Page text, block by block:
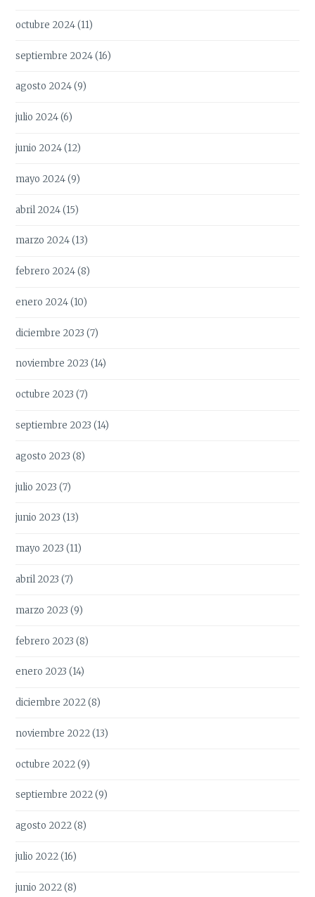
octubre 2024(11)
septiembre 2024(16)
agosto 2024(9)
julio 2024(6)
junio 2024(12)
mayo 2024(9)
abril 2024(15)
marzo 2024(13)
febrero 2024(8)
enero 2024(10)
diciembre 2023 (7)
noviembre 2023 (14)
octubre 2023 (7)
septiembre 2023 (14)
agosto 2023 (8)
julio 2023 (7)
junio 2023 (13)
mayo 2023 (11)
abril 2023 (7)
marzo 2023 (9)
febrero 2023 (8)
enero 2023 (14)
diciembre 2022(8)
noviembre 2022(13)
octubre 2022(9)
septiembre 2022(9)
agosto 2022(8)
julio 2022(16)
junio 2022(8)